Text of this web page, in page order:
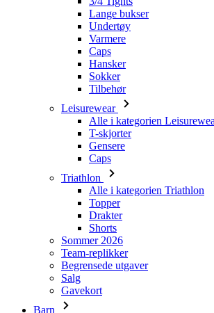
Hansker
Sokker
Tilbehør
Leisurewear
Alle i kategorien Leisurewear
T-skjorter
Gensere
Triathlon
Alle i kategorien Triathlon
Topper
Drakter
Shorts
Sommer 2026
Team-replikker
Begrensede utgaver
Salg
Gavekort
Barn
Alle i kategorien Barn
Sykling
Alle i kategorien Sykling